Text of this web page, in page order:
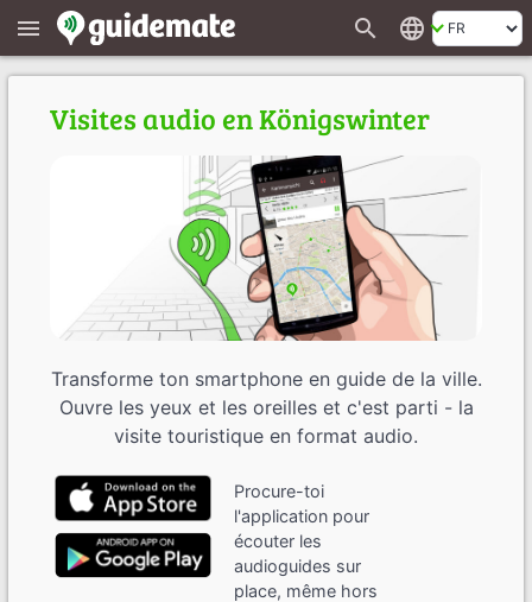
menu search language
Visites audio en Königswinter
Transforme ton smartphone en guide de la ville.
Ouvre les yeux et les oreilles et c'est parti - la
visite touristique en format audio.
Procure-toi
l'application pour
écouter les
audioguides sur
place, même hors